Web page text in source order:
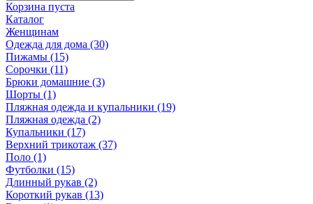
Корзина пуста
Каталог
Женщинам
Одежда для дома (30)
Пижамы (15)
Сорочки (11)
Брюки домашние (3)
Шорты (1)
Пляжная одежда и купальники (19)
Пляжная одежда (2)
Купальники (17)
Верхний трикотаж (37)
Поло (1)
Футболки (15)
Длинный рукав (2)
Короткий рукав (13)